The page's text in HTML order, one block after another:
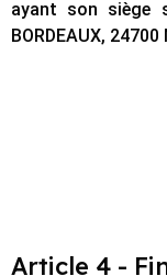
ayant son siège
BORDEAUX,
Article 4 -